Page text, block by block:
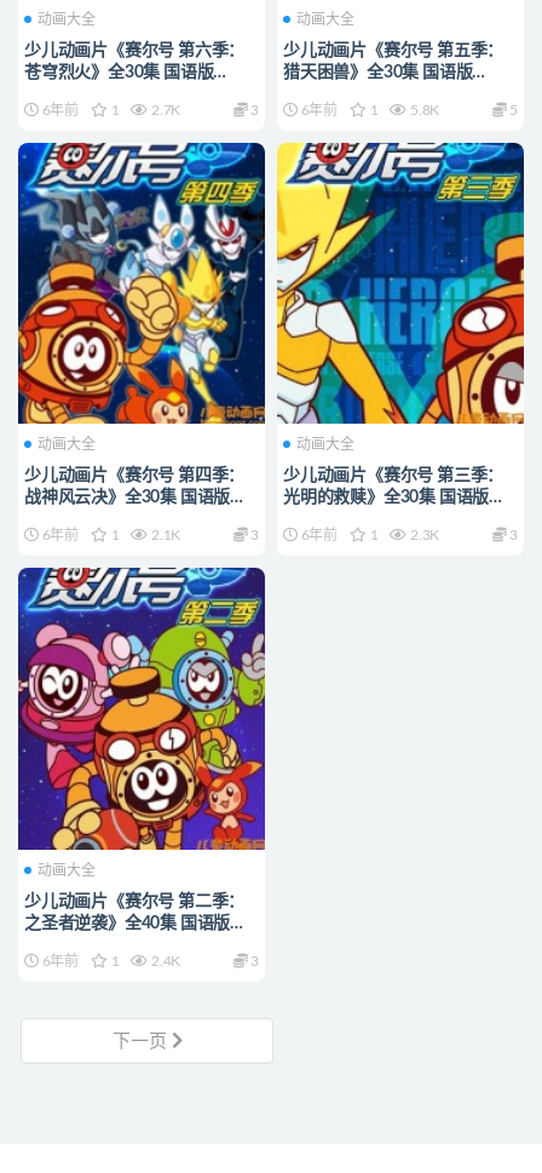
动画大全
少儿动画片《赛尔号 第六季：
苍穹烈火》全30集 国语版
号全集下载
6年前 1 2.7K 3
动画大全
少儿动画片《赛尔号 第五季：
猎天困兽》全30集 国语版
号全集下载
6年前 1 5.8K 5
动画大全
少儿动画片《赛尔号 第四季：
战神风云决》全30集 国语版
号全集下载
6年前 1 2.1K 3
动画大全
少儿动画片《赛尔号 第三季：
光明的救赎》全30集 国语版
号全集下载
6年前 1 2.3K 3
动画大全
少儿动画片《赛尔号 第二季：
之圣者逆袭》全40集 国语版
号全集下载
6年前 1 2.4K 3
下一页